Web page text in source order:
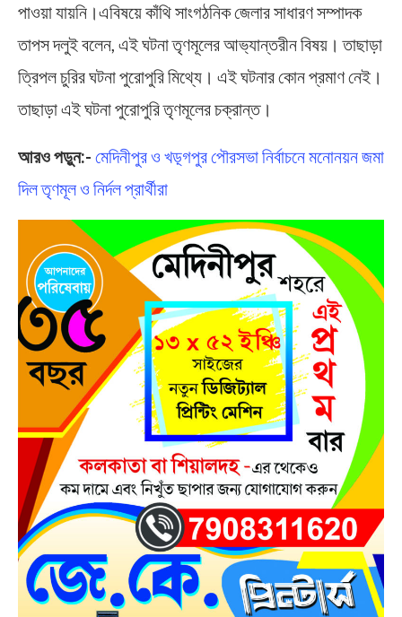
পাওয়া যায়নি।এবিষয়ে কাঁথি সাংগঠনিক জেলার সাধারণ সম্পাদক
তাপস দলুই বলেন, এই ঘটনা তৃণমূলের আভ‍্যান্তরীন বিষয়। তাছাড়া
ত্রিপল চুরির ঘটনা পুরোপুরি মিথ্যে। এই ঘটনার কোন প্রমাণ নেই।
তাছাড়া এই ঘটনা পুরোপুরি তৃণমূলের চক্রান্ত।
আরও পড়ুন:- মেদিনীপুর ও খড়্গপুর পৌরসভা নির্বাচনে মনোনয়ন জমা
দিল তৃণমূল ও নির্দল প্রার্থীরা